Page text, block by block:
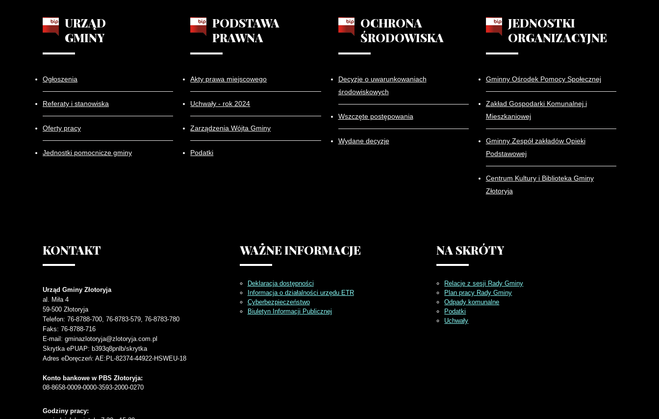
URZĄD
GMINY
Ogłoszenia
Referaty i stanowiska
Oferty pracy
Jednostki pomocnicze gminy
PODSTAWA
PRAWNA
Akty prawa miejscowego
Uchwały - rok 2024
Zarządzenia Wójta Gminy
Podatki
OCHRONA
ŚRODOWISKA
Decyzje o uwarunkowaniach
środowiskowych
Wszczęte postępowania
Wydane decyzje
JEDNOSTKI
ORGANIZACYJNE
Gminny Ośrodek Pomocy Społecznej
Zakład Gospodarki Komunalnej i
Mieszkaniowej
Gminny Zespół zakładów Opieki
Podstawowej
Centrum Kultury i Biblioteka Gminy
Złotoryja
KONTAKT
Urząd Gminy Złotoryja
al. Miła 4
59-500 Złotoryja
Telefon: 76-8788-700, 76-8783-579, 76-8783-780
Faks: 76-8788-716
E-mail: gminazlotoryja@zlotoryja.com.pl
Skrytka ePUAP: b393q8pnlb/skrytka
Adres eDoręczeń: AE:PL-82374-44922-HSWEU-18
Konto bankowe w PBS Złotoryja:
08-8658-0009-0000-3593-2000-0270
Godziny pracy:
WAŻNEINFORMACJE
Deklaracja dostępności
Informacja o działalności urzędu ETR
Cyberbezpieczeństwo
Biuletyn Informacji Publicznej
NA SKRÓTY
Relacje z sesji Rady Gminy
Plan pracy Rady Gminy
Odpady komunalne
Podatki
Uchwały